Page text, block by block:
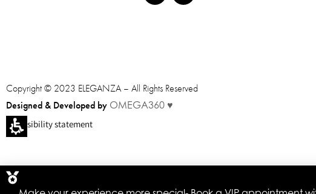
Copyright © 2023 ELEGANZA – All Rights Reserved
Designed & Developed by OMEGA360 ♥
Accessibility statement
You
have